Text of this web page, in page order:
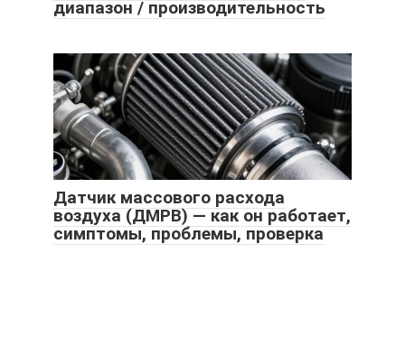
диапазон / производительность
Датчик массового расхода
воздуха (ДМРВ) — как он работает,
симптомы, проблемы, проверка